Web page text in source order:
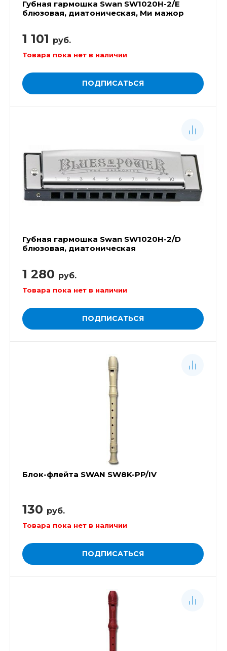
Губная гармошка Swan SW1020H-2/E
блюзовая, диатоническая, Ми мажор
1 101 руб.
Товара пока нет в наличии
ПОДПИСАТЬСЯ
Губная гармошка Swan SW1020H-2/D
блюзовая, диатоническая
1 280 руб.
Товара пока нет в наличии
ПОДПИСАТЬСЯ
Блок-флейта SWAN SW8K-PP/IV
130 руб.
Товара пока нет в наличии
ПОДПИСАТЬСЯ